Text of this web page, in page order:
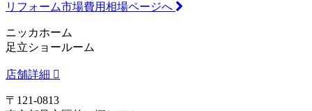
リフォーム市場費用相場ページへ
ニッカホーム
足立ショールーム
店舗詳細
〒121-0813